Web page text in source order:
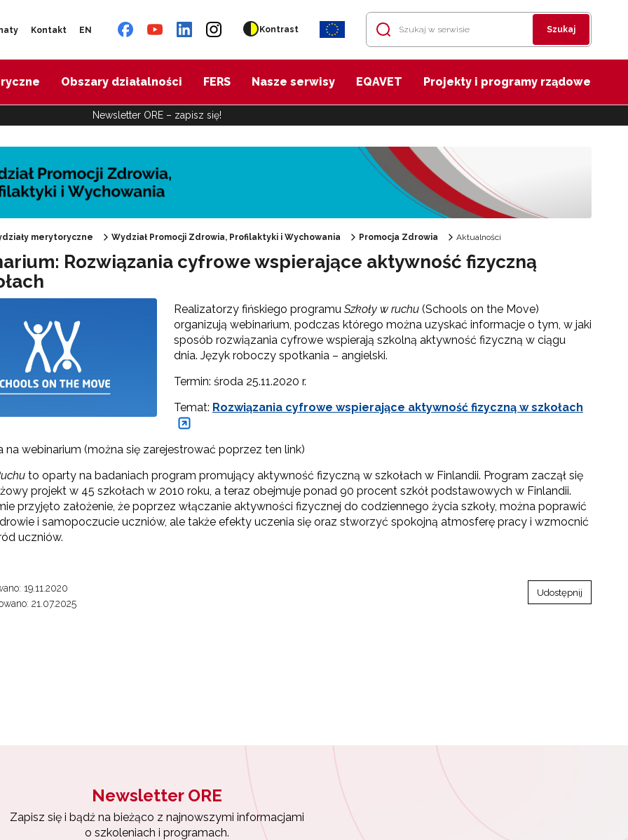
Kontakt EN Kontrast Szukaj
Obszary działalności FERS Nasze serwisy EQAVET Projekty i programy rządowe
Newsletter ORE – zapisz się!
Zdrowia"
zdrowotna"
programy profilaktyczne"
i projekty Wydziału"
wychowawczo-profilaktyczny szkoły"
do pobrania"
merytoryczne Wydział Promocji Zdrowia, Profilaktyki i Wychowania Promocja Zdrowia Aktualności
Rozwiązania cyfrowe wspierające aktywność fizyczną
Realizatorzy fińskiego programu Szkoły w ruchu (Schools on the Move)
organizują webinarium, podczas którego można uzyskać informacje o tym, w jaki
sposób rozwiązania cyfrowe wspierają szkolną aktywność fizyczną w ciągu
dnia. Język roboczy spotkania – angielski.
Termin: środa 25.11.2020 r.
Temat: Rozwiązania cyfrowe wspierające aktywność fizyczną w szkołach
na webinarium (można się zarejestrować poprzez ten link)
to oparty na badaniach program promujący aktywność fizyczną w szkołach w Finlandii. Program zaczął się
projekt w 45 szkołach w 2010 roku, a teraz obejmuje ponad 90 procent szkół podstawowych w Finlandii.
przyjęto założenie, że poprzez włączanie aktywności fizycznej do codziennego życia szkoły, można poprawić
i samopoczucie uczniów, ale także efekty uczenia się oraz stworzyć spokojną atmosferę pracy i wzmocnić
uczniów.
19.11.2020
21.07.2025
Udostępnij
Newsletter ORE
Zapisz się i bądź na bieżąco z najnowszymi informacjami
o szkoleniach i programach.
Wyrażam zgodę na przetwarzanie moich danych osobowych przez ORE w